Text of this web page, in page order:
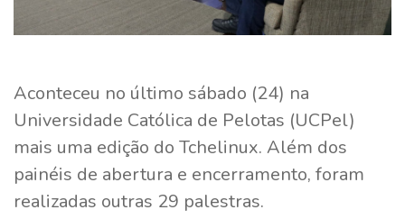
Aconteceu no último sábado (24) na
Universidade Católica de Pelotas (UCPel)
mais uma edição do Tchelinux. Além dos
painéis de abertura e encerramento, foram
realizadas outras 29 palestras.